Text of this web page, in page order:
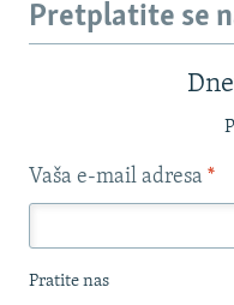
Pretplatite se
Vaša e-mail adresa *
Pratite nas